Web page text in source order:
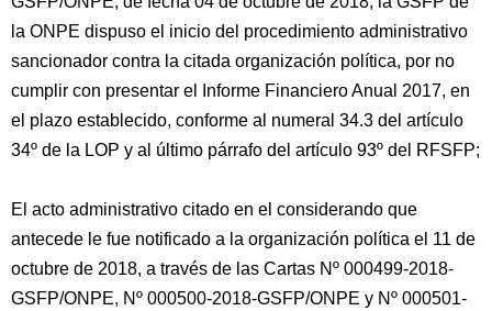
la ONPE dispuso el inicio del procedimiento administrativo
sancionador contra la citada organización política, por no
cumplir con presentar el Informe Financiero Anual 2017, en
el plazo establecido, conforme al numeral 34.3 del artículo
34º de la LOP y al último párrafo del artículo 93º del RFSFP;
El acto administrativo citado en el considerando que
antecede le fue notificado a la organización política el 11 de
octubre de 2018, a través de las Cartas Nº 000499-2018-
GSFP/ONPE, Nº 000500-2018-GSFP/ONPE y Nº 000501-